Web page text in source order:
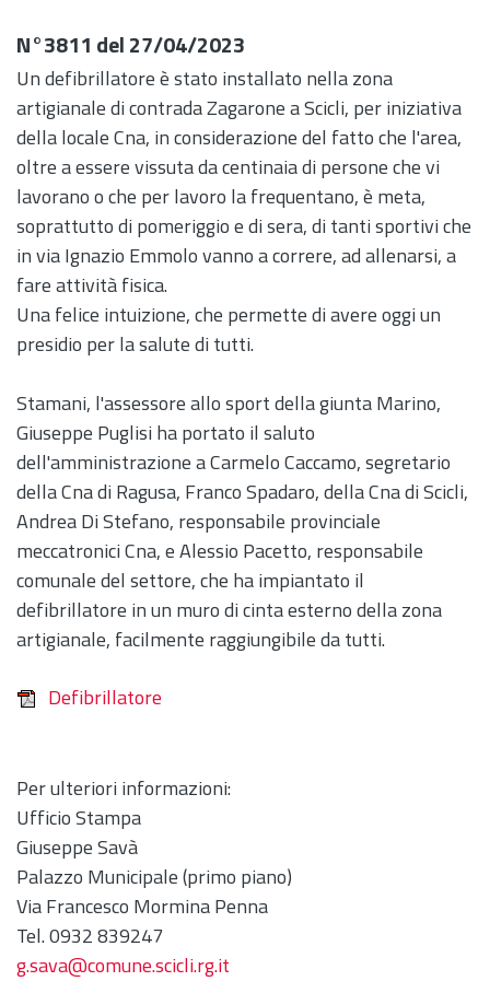
N°3811 del 27/04/2023
Un defibrillatore è stato installato nella zona
artigianale di contrada Zagarone a Scicli, per iniziativa
della locale Cna, in considerazione del fatto che l'area,
oltre a essere vissuta da centinaia di persone che vi
lavorano o che per lavoro la frequentano, è meta,
soprattutto di pomeriggio e di sera, di tanti sportivi che
in via Ignazio Emmolo vanno a correre, ad allenarsi, a
fare attività fisica.
Una felice intuizione, che permette di avere oggi un
presidio per la salute di tutti.
Stamani, l'assessore allo sport della giunta Marino,
Giuseppe Puglisi ha portato il saluto
dell'amministrazione a Carmelo Caccamo, segretario
della Cna di Ragusa, Franco Spadaro, della Cna di Scicli,
Andrea Di Stefano, responsabile provinciale
meccatronici Cna, e Alessio Pacetto, responsabile
comunale del settore, che ha impiantato il
defibrillatore in un muro di cinta esterno della zona
artigianale, facilmente raggiungibile da tutti.
Defibrillatore
Per ulteriori informazioni:
Ufficio Stampa
Giuseppe Savà
Palazzo Municipale (primo piano)
Via Francesco Mormina Penna
Tel. 0932 839247
g.sava@comune.scicli.rg.it